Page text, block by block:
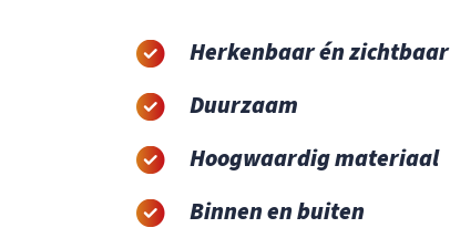
Herkenbaar én zichtbaar
Duurzaam
Hoogwaardig materiaal
Binnen en buiten